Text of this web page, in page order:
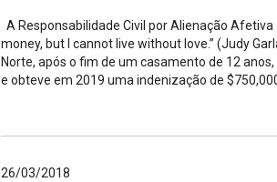
A Responsabilidade Civil por Alienação
money, but I cannot live without love.” (Judy
Norte, após o fim de um casamento de 12
e obteve em 2019 uma indenização de
26/03/2018